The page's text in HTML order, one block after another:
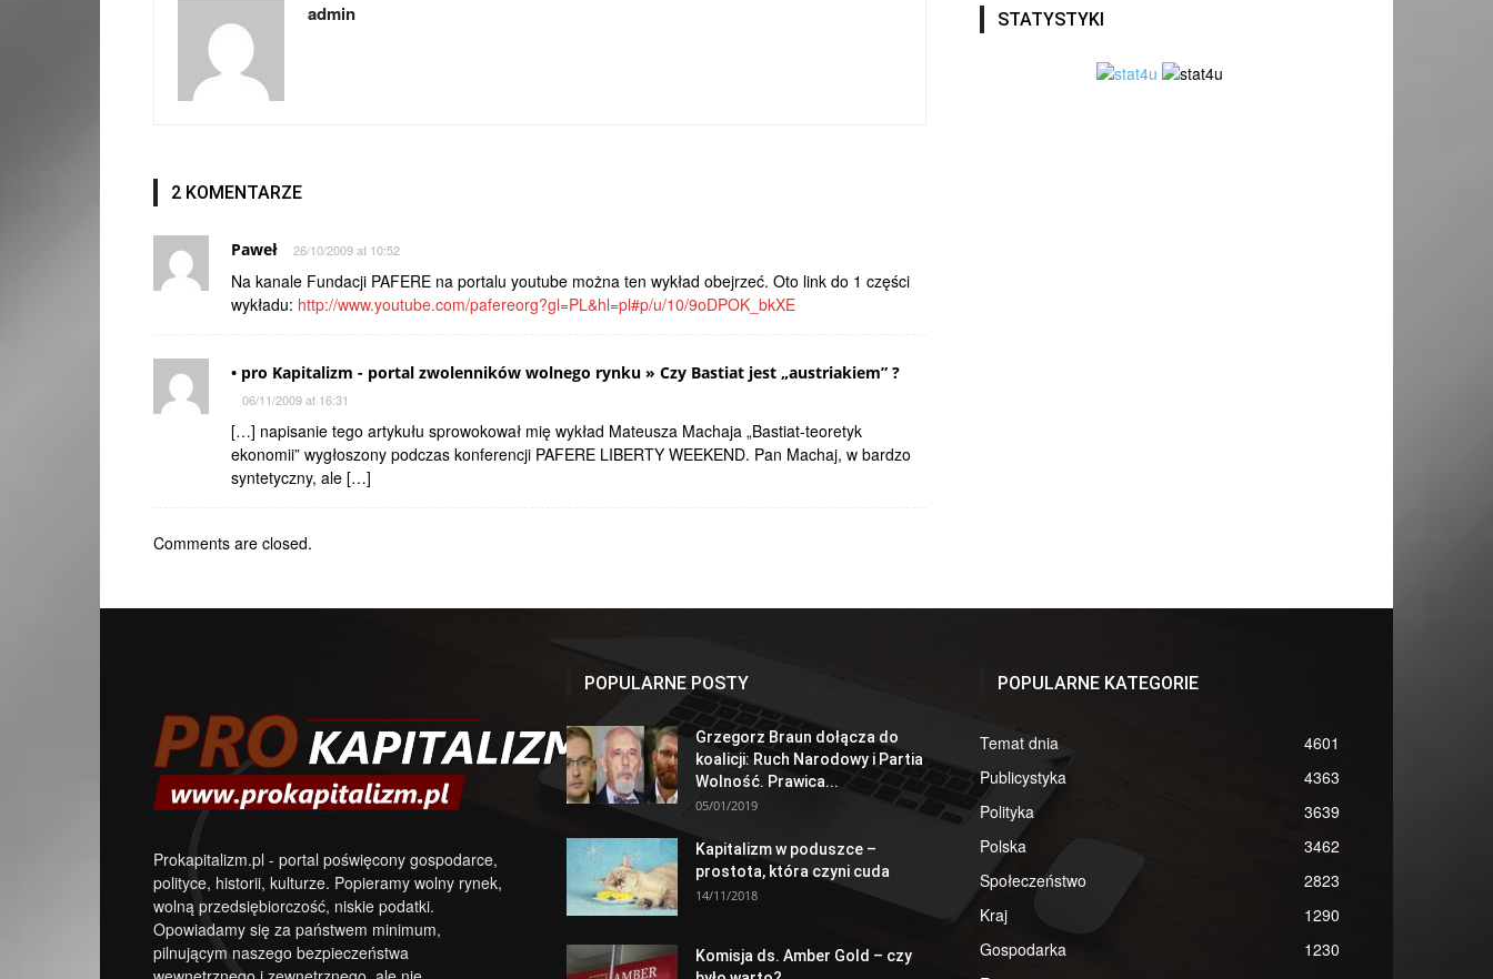
admin
2 KOMENTARZE
Paweł 26/10/2009 at 10:52
Na kanale Fundacji PAFERE na portalu youtube można ten wykład obejrzeć. Oto link do 1 części
wykładu: http://www.youtube.com/pafereorg?gl=PL&hl=pl#p/u/10/9oDPOK_bkXE
• pro Kapitalizm - portal zwolenników wolnego rynku » Czy Bastiat jest „austriakiem” ?
06/11/2009 at 16:31
[…] napisanie tego artykułu sprowokował mię wykład Mateusza Machaja „Bastiat-teoretyk
ekonomii” wygłoszony podczas konferencji PAFERE LIBERTY WEEKEND. Pan Machaj, w bardzo
syntetyczny, ale […]
Comments are closed.
STATYSTYKI
Prokapitalizm.pl - portal poświęcony gospodarce,
polityce, historii, kulturze. Popieramy wolny rynek,
wolną przedsiębiorczość, niskie podatki.
Opowiadamy się za państwem minimum,
pilnującym naszego bezpieczeństwa
POPULARNE POSTY
Grzegorz Braun dołącza do
koalicji: Ruch Narodowy i Partia
Wolność. Prawica...
05/01/2019
Kapitalizm w poduszce –
prostota, która czyni cuda
14/11/2018
Komisja ds. Amber Gold – czy
POPULARNE KATEGORIE
Temat dnia
4601
Publicystyka
4363
Polityka
3639
Polska
3462
Społeczeństwo
2823
Kraj
1290
Gospodarka
1230